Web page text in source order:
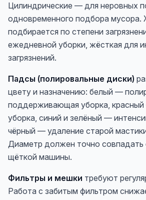
Цилиндрические — для неровных
одновременного подбора мусора.
подбирается по степени
ежедневной уборки, жёсткая для
загрязнений.
Падсы (полировальные диски)
цвету и назначению: белый —
поддерживающая уборка,
уборка, синий и зелёный —
чёрный — удаление старой
Диаметр должен точно совпадать
щёткой машины.
Фильтры и мешки требуют
Работа с забитым фильтром